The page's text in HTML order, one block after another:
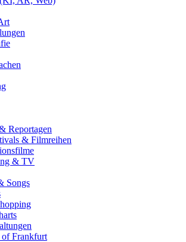
Reportagen
& Filmreihen
& TV
Songs
of Frankfurt